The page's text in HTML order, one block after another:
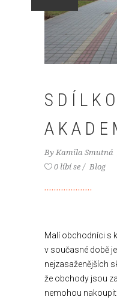
SDÍLKO
By Kamila Smutná
0 líbí se
Blog
Malí obchodníci s
v současné době
nejzasaženějších
že obchody jsou
nemohou